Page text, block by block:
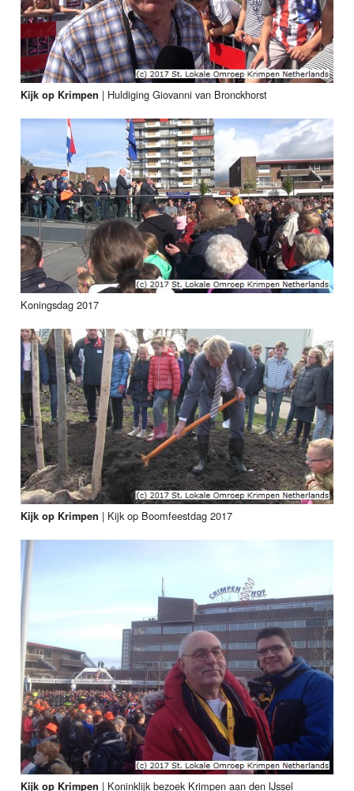
Kijk op Krimpen | Huldiging Giovanni van Bronckhorst
Koningsdag 2017
Kijk op Krimpen | Kijk op Boomfeestdag 2017
Kijk op Krimpen | Koninklijk bezoek Krimpen aan den IJssel